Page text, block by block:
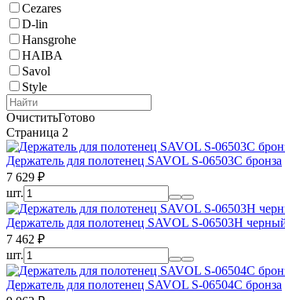
Cezares
D-lin
Hansgrohe
HAIBA
Savol
Style
ОчиститьГотово
Страница 2
Держатель для полотенец SAVOL S-06503C бронза
7 629 ₽
шт.
Держатель для полотенец SAVOL S-06503H
7 462 ₽
шт.
Держатель для полотенец SAVOL S-06504C бронза